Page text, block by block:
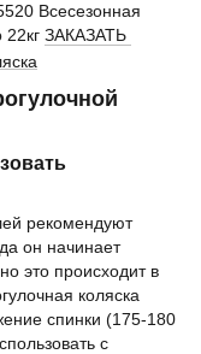
Всесезонная
ЗАКАЗАТЬ
рекомендуют
он начинает
это происходит в
коляска
спинки (175-180
с